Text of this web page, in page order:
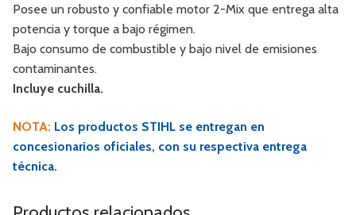
Posee un robusto y confiable motor 2-Mix que entrega alta
potencia y torque a bajo régimen.
Bajo consumo de combustible y bajo nivel de emisiones
contaminantes.
Incluye cuchilla.
NOTA: Los productos STIHL se entregan en
concesionarios oficiales, con su respectiva entrega
técnica.